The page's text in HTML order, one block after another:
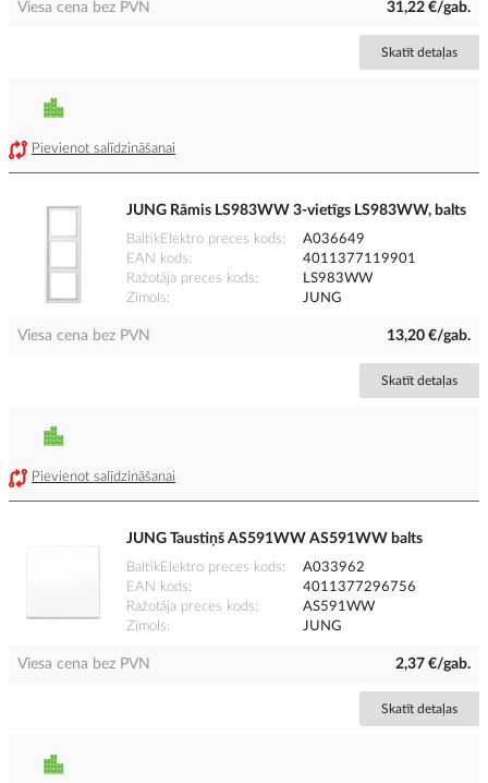
Viesa cena bez PVN 31,22 €/gab.
Skatīt detaļas
Pievienot salīdzināšanai
JUNG Rāmis LS983WW 3-vietīgs LS983WW, balts
BaltikElektro preces kods
A036649
EAN kods
4011377119901
Ražotāja preces kods
LS983WW
Zīmols
JUNG
Viesa cena bez PVN 13,20 €/gab.
Skatīt detaļas
Pievienot salīdzināšanai
JUNG Taustiņš AS591WW AS591WW balts
BaltikElektro preces kods
A033962
EAN kods
4011377296756
Ražotāja preces kods
AS591WW
Zīmols
JUNG
Viesa cena bez PVN 2,37 €/gab.
Skatīt detaļas